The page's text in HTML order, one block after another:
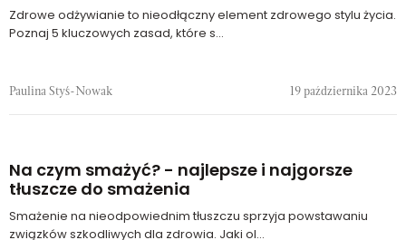
Zdrowe odżywianie to nieodłączny element zdrowego stylu życia.
Poznaj 5 kluczowych zasad, które s...
Paulina Styś-Nowak 19 października 2023
Na czym smażyć? - najlepsze i najgorsze
tłuszcze do smażenia
Smażenie na nieodpowiednim tłuszczu sprzyja powstawaniu
związków szkodliwych dla zdrowia. Jaki ol...